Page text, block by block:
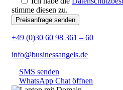
stimme diesen zu.
+49 (0)30 60 98 361 – 60
info@businessangels.de
SMS senden
WhatsApp Chat öffnen